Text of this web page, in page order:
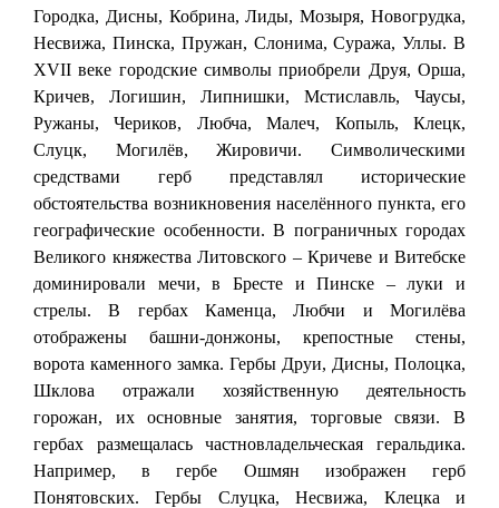
Городка, Дисны, Кобрина, Лиды, Мозыря, Новогрудка,
Несвижа, Пинска, Пружан, Слонима, Суража, Уллы. В
XVII веке городские символы приобрели Друя, Орша,
Кричев, Логишин, Липнишки, Мстиславль, Чаусы,
Ружаны, Чериков, Любча, Малеч, Копыль, Клецк,
Слуцк, Могилёв, Жировичи. Символическими
средствами герб представлял исторические
обстоятельства возникновения населённого пункта, его
географические особенности. В пограничных городах
Великого княжества Литовского – Кричеве и Витебске
доминировали мечи, в Бресте и Пинске – луки и
стрелы. В гербах Каменца, Любчи и Могилёва
отображены башни-донжоны, крепостные стены,
ворота каменного замка. Гербы Друи, Дисны, Полоцка,
Шклова отражали хозяйственную деятельность
горожан, их основные занятия, торговые связи. В
гербах размещалась частновладельческая геральдика.
Например, в гербе Ошмян изображен герб
Понятовских. Гербы Слуцка, Несвижа, Клецка и